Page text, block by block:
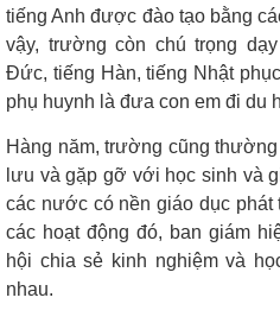
tiếng Anh được đào tạo bằng
vậy, trường còn chú trọng
Đức, tiếng Hàn, tiếng Nhật
phụ huynh là đưa con em đi du
Hàng năm, trường cũng
lưu và gặp gỡ với học sinh và
các nước có nền giáo dục phát
các hoạt động đó, ban giám
hội chia sẻ kinh nghiệm và
nhau.